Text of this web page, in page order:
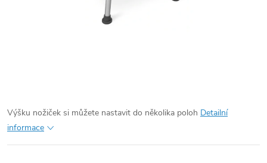
Výšku nožiček si můžete nastavit do několika poloh Detailní
informace